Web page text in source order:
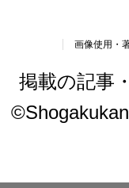
画像使用・
掲載の記事